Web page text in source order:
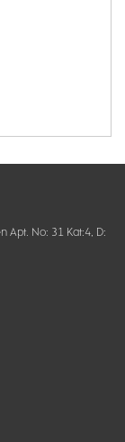
Apt. No: 31 Kat:4, D: